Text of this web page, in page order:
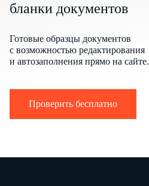
бланки документов
Готовые образцы документов
с возможностью редактирования
и автозаполнения прямо на сайте.
Проверить бесплатно